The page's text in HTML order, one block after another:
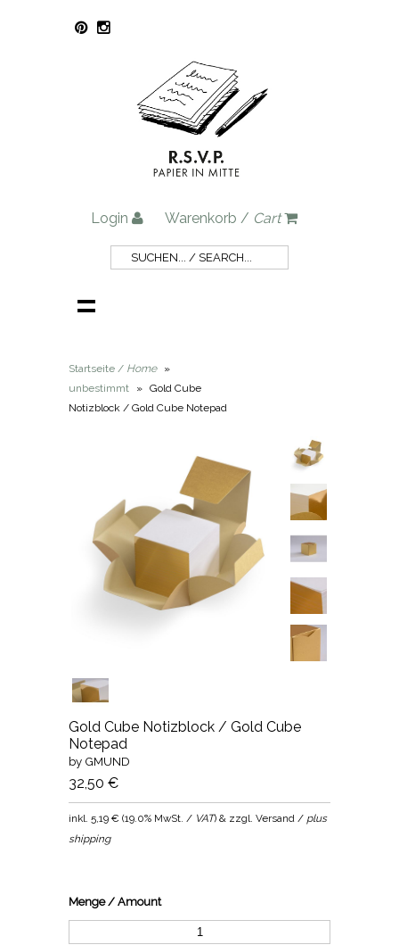
Login Warenkorb / Cart
Startseite / Home
»
unbestimmt
» Gold Cube
Notizblock / Gold Cube Notepad
Gold Cube Notizblock / Gold Cube
Notepad
by GMUND
32,50 €
inkl.5,19 € (19.0% MwSt. / VAT) & zzgl. Versand / plus
shipping
Menge / Amount